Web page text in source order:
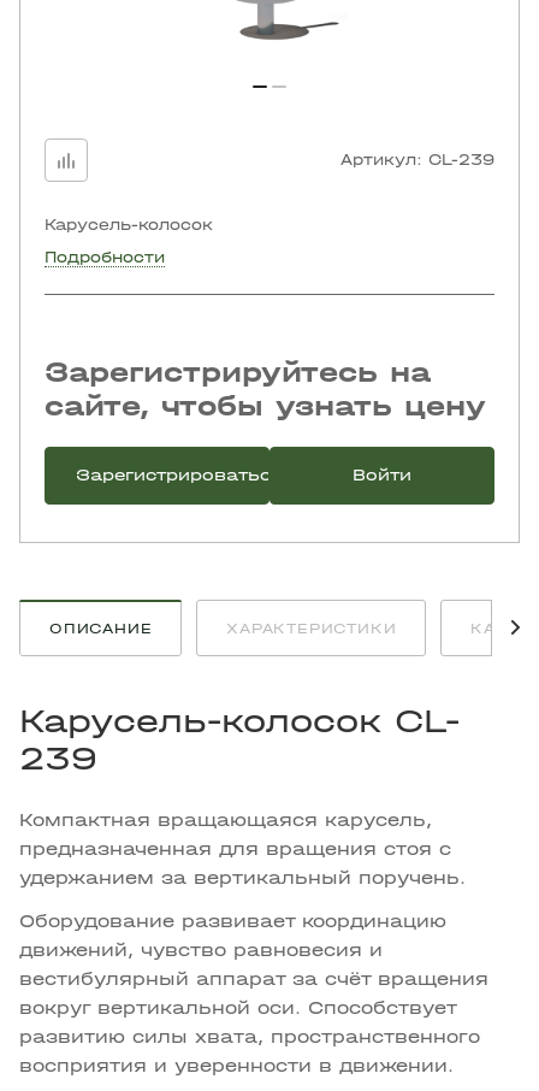
Артикул: CL-239
Карусель-колосок
Подробности
Зарегистрируйтесь на
сайте, чтобы узнать цену
Зарегистрироваться Войти
ОПИСАНИЕ ХАРАКТЕРИСТИКИ КАК
Карусель-колосок CL-
239
Компактная вращающаяся карусель,
предназначенная для вращения стоя с
удержанием за вертикальный поручень.
Оборудование развивает координацию
движений, чувство равновесия и
вестибулярный аппарат за счёт вращения
вокруг вертикальной оси. Способствует
развитию силы хвата, пространственного
восприятия и уверенности в движении.